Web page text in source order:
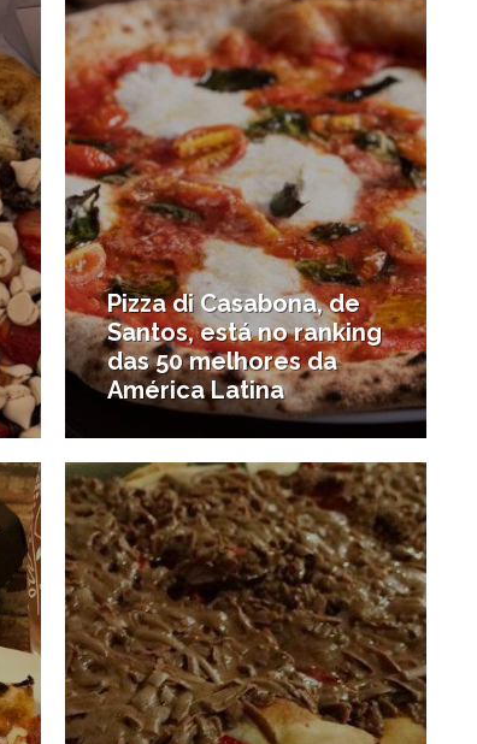
Pizza di Casabona, de
Santos, está no ranking
das 50 melhores da
América Latina
4/09/2019